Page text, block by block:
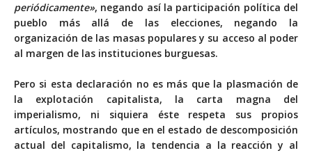
periódicamente», negando así la participación política del
pueblo más allá de las elecciones, negando la
organización de las masas populares y su acceso al poder
al margen de las instituciones burguesas.
Pero si esta declaración no es más que la plasmación de
la explotación capitalista, la carta magna del
imperialismo, ni siquiera éste respeta sus propios
artículos, mostrando que en el estado de descomposición
actual del capitalismo, la tendencia a la reacción y al